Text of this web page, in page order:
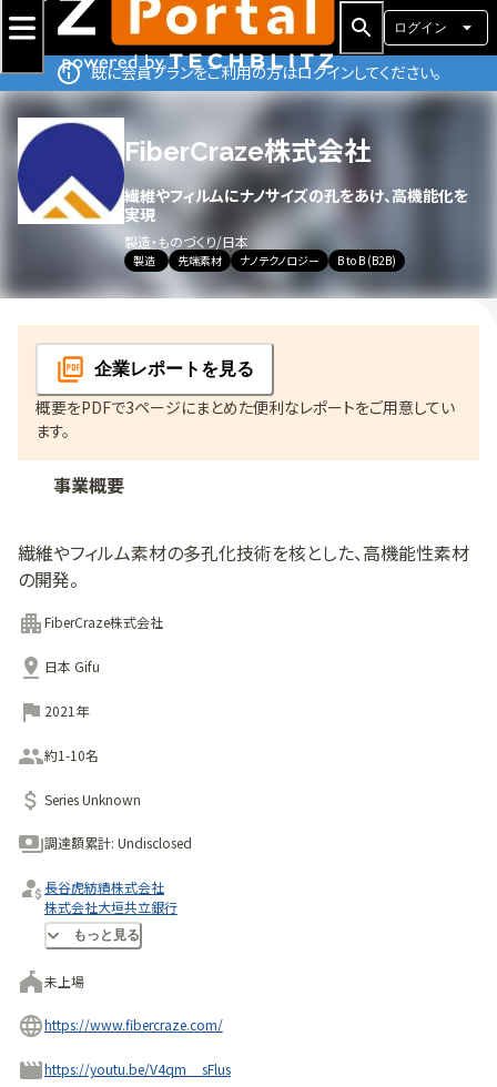
ログイン
既に会員プランをご利用の方はログインしてください。
FiberCraze株式会社
繊維やフィルムにナノサイズの孔をあけ、高機能化を
実現
製造・ものづくり/日本
製造 先端素材 ナノテクノロジー B to B (B2B)
企業レポート を見る
概要をPDFで3ページにまとめた便利なレポートをご用意してい
ます。
事業概要
繊維やフィルム素材の多孔化技術を核とした、高機能性素材
の開発。
FiberCraze株式会社
日本 Gifu
2021年
約1-10名
Series Unknown
調達額累計: Undisclosed
長谷虎紡績株式会社
株式会社大垣共立銀行
株式会社リバネス
もっと見る
未上場
https://www.fibercraze.com/
https://youtu.be/V4qm__sFlus